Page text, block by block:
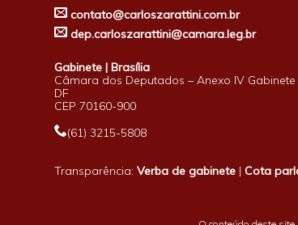
contato@carloszarattini.com.br
dep.carloszarattini@camara.leg.br
Gabinete | Brasília
Câmara dos Deputados – Anexo IV Gabinete
DF
CEP 70160-900
(61) 3215-5808
Transparência:Verba de gabinete |Cota